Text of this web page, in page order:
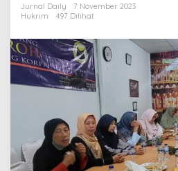
e
D
i
d
u
g
T
i
p
u
B
Jurnal Daily
7 November 2023
Hukrim
497 Dilihat